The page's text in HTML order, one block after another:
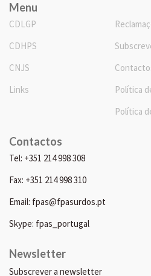
Menu
CDLGP
CDHPS
CNJS
Links
Política
Política
Contactos
Tel: +351 214 998 308
Fax: +351 214 998 310
Email: fpas@fpasurdos.pt
Skype: fpas_portugal
Newsletter
Subscrever a newsletter